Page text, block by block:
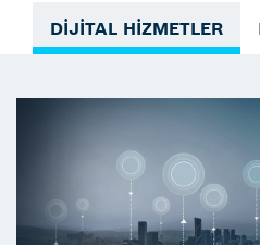
DIJITAL HIZMETLER